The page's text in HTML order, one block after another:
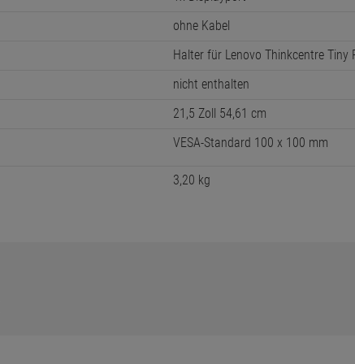
ohne Kabel
Halter für Lenovo Thinkcentre Tiny
nicht enthalten
21,5 Zoll 54,61 cm
VESA-Standard 100 x 100 mm
3,20 kg